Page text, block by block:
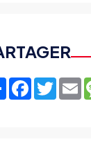
ShareFacebook